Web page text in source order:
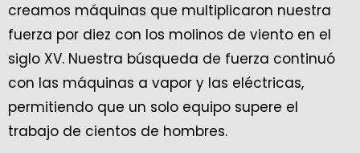
creamos máquinas que multiplicaron nuestra
fuerza por diez con los molinos de viento en el
siglo XV. Nuestra búsqueda de fuerza continuó
con las máquinas a vapor y las eléctricas,
permitiendo que un solo equipo supere el
trabajo de cientos de hombres.